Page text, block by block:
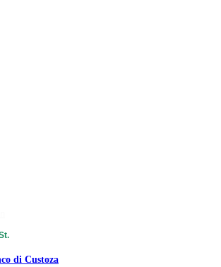
di Custoza